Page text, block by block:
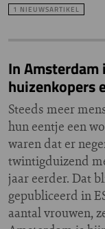
1 NIEUWSARTIKEL
In
huizenkopers
Steeds meer
hun eentje een
waren dat er
twintigduizend
jaar eerder. Dat
gepubliceerd in
aantal vrouwen,